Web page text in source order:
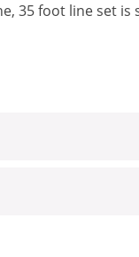
35 foot line set